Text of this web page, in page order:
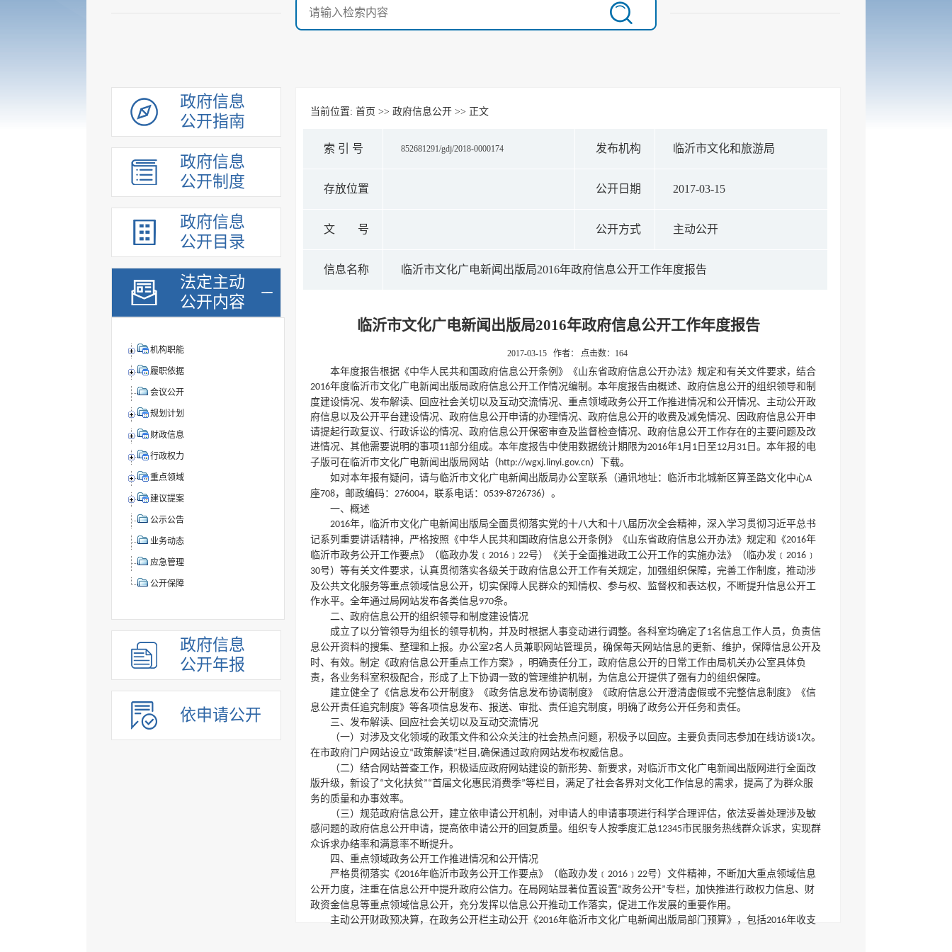
政府信息
公开指南
政府信息
公开制度
政府信息
公开目录
法定主动
公开内容
机构职能
履职依据
会议公开
规划计划
财政信息
行政权力
重点领域
建议提案
公示公告
业务动态
应急管理
公开保障
政府信息
公开年报
依申请公开
当前位置: 首页 >> 政府信息公开 >> 正文
索 引 号 852681291/gdj/2018-0000174 发布机构 临沂市文化和旅游局
存放位置 公开日期 2017-03-15
文 号 公开方式 主动公开
信息名称 临沂市文化广电新闻出版局2016年政府信息公开工作年度报告
临沂市文化广电新闻出版局2016年政府信息公开工作年度报告
2017-03-15 作者： 点击数： 164
本年度报告根据《中华人民共和国政府信息公开条例》《山东省政府信息公开办法》规定和有关文件要求，结合
2016年度临沂市文化广电新闻出版局政府信息公开工作情况编制。本年度报告由概述、政府信息公开的组织领导和制
度建设情况、发布解读、回应社会关切以及互动交流情况、重点领域政务公开工作推进情况和公开情况、主动公开政
府信息以及公开平台建设情况、政府信息公开申请的办理情况、政府信息公开的收费及减免情况、因政府信息公开申
请提起行政复议、行政诉讼的情况、政府信息公开保密审查及监督检查情况、政府信息公开工作存在的主要问题及改
进情况、其他需要说明的事项11部分组成。本年度报告中使用数据统计期限为2016年1月 1 日至12月 31 日。本年报的电
子版可在临沂市文化广电新闻出版局网站（http://wgxj.linyi.gov.cn）下载。
如对本年报有疑问，请与临沂市文化广电新闻出版局办公室联系（通讯地址：临沂市北城新区算圣路文化中心A
座708，邮政编码： 276004，联系电话： 0539-8726736）。
一、概述
2016年， 临沂市文化广电新闻出版局全面贯彻落实党的十八大和十八届历次全会精神，深入学习贯彻习近平总书
记系列重要讲话精神，严格按照《中华人民共和国政府信息公开条例》《山东省政府信息公开办法》规定和《2016年
临沂市政务公开工作要点》（临政办发﹝ 2016 ﹞ 22号）《关于全面推进政工公开工作的实施办法》（临办发﹝ 2016 ﹞
30号）等有关文件要求，认真贯彻落实各级关于政府信息公开工作有关规定，加强组织保障，完善工作制度，推动涉
及公共文化服务等重点领域信息公开，切实保障人民群众的知情权、参与权、监督权和表达权，不断提升信息公开工
作水平。全年通过局网站发布各类信息970条。
二、政府信息公开的组织领导和制度建设情况
成立了以分管领导为组长的领导机构，并及时根据人事变动进行调整。各科室均确定了1名信息工作人员，负责信
息公开资料的搜集、整理和上报。办公室2名人员兼职网站管理员，确保每天网站信息的更新、维护，保障信息公开及
时、有效。制定《政府信息公开重点工作方案》，明确责任分工，政府信息公开的日常工作由局机关办公室具体负
责，各业务科室积极配合，形成了上下协调一致的管理维护机制，为信息公开提供了强有力的组织保障。
建立健全了《信息发布公开制度》《政务信息发布协调制度》《政府信息公开澄清虚假或不完整信息制度》《信
息公开责任追究制度》等各项信息发布、报送、审批、责任追究制度，明确了政务公开任务和责任。
三、发布解读、回应社会关切以及互动交流情况
（一）对涉及文化领域的政策文件和公众关注的社会热点问题，积极予以回应。主要负责同志参加在线访谈1次。
在市政府门户网站设立“政策解读”栏目 ,确保通过政府网站发布权威信息。
（二）结合网站普查工作，积极适应政府网站建设的新形势、新要求，对临沂市文化广电新闻出版网进行全面改
版升级，新设了“文化扶贫”“首届文化惠民消费季”等栏目，满足了社会各界对文化工作信息的需求，提高了为群众服
务的质量和办事效率。
（三）规范政府信息公开，建立依申请公开机制，对申请人的申请事项进行科学合理评估，依法妥善处理涉及敏
感问题的政府信息公开申请，提高依申请公开的回复质量。组织专人按季度汇总12345市民服务热线群众诉求，实现群
众诉求办结率和满意率不断提升。
四、重点领域政务公开工作推进情况和公开情况
严格贯彻落实《2016年临沂市政务公开工作要点》（临政办发﹝ 2016 ﹞ 22号）文件精神，不断加大重点领域信息
公开力度，注重在信息公开中提升政府公信力。在局网站显著位置设置“政务公开”专栏，加快推进行政权力信息、财
政资金信息等重点领域信息公开，充分发挥以信息公开推动工作落实，促进工作发展的重要作用。
主动公开财政预决算，在政务公开栏主动公开《2016年临沂市文化广电新闻出版局部门预算》，包括2016年收支